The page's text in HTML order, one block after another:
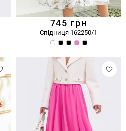
745 грн
Спідниця 162250/1